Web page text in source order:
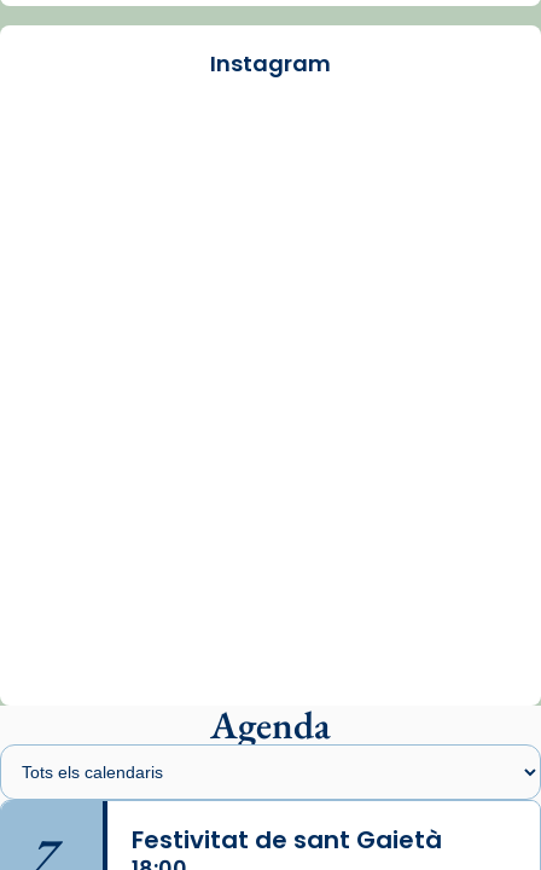
🔗tinyurl.com/cvu5jmbk
Arquebisbat de Barcelona
1 week ago
Memòria de les santes Juliana i
Semproniana, verges i màrtirs.
Instagram
Agenda
7 Festivitat de sant Gaietà